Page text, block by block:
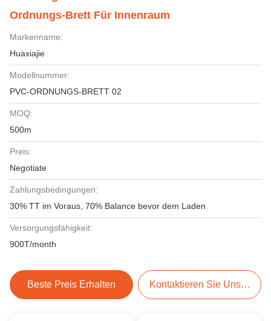
Ordnungs-Brett Für Innenraum
Markenname:
Huaxiajie
Modellnummer:
PVC-ORDNUNGS-BRETT 02
MOQ:
500m
Preis:
Negotiate
Zahlungsbedingungen:
30% TT im Voraus, 70% Balance bevor dem Laden
Versorgungsfähigkeit:
900T/month
Beste Preis Erhalten Kontaktieren Sie Uns Jetzt